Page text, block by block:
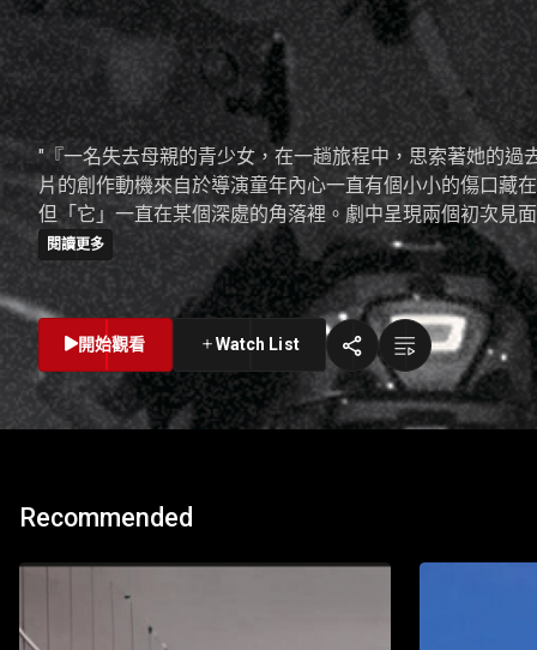
2026WE視界青年影片展
火做的》蔡昀庭 正片
"『一名失去母親的青少女，在一趟旅程中，思索著她的過
片的創作動機來自於導演童年內心一直有個小小的傷口藏
但「它」一直在某個深處的角落裡。劇中呈現兩個初次見
的街道上遊蕩，只有月亮靜靜地引導著她們的方向。這趟
痛、未來的迷惘，她能否找到答案？ "
閱讀更多
開始觀看 Watch List
Recommended